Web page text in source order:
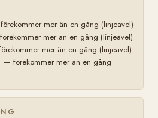
mer än en gång (linjeavel)
mer än en gång (linjeavel)
mer än en gång (linjeavel)
— förekommer mer än en gång